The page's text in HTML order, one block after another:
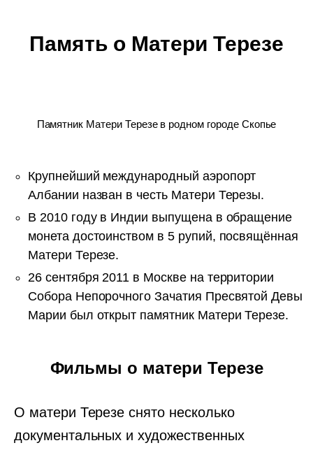
Память о Матери Терезе
Памятник Матери Терезе в родном городе Скопье
Крупнейший международный аэропорт
Албании назван в честь Матери Терезы.
В 2010 году в Индии выпущена в обращение
монета достоинством в 5 рупий, посвящённая
Матери Терезе.
26 сентября 2011 в Москве на территории
Собора Непорочного Зачатия Пресвятой Девы
Марии был открыт памятник Матери Терезе.
Фильмы о матери Терезе
О матери Терезе снято несколько
документальных и художественных